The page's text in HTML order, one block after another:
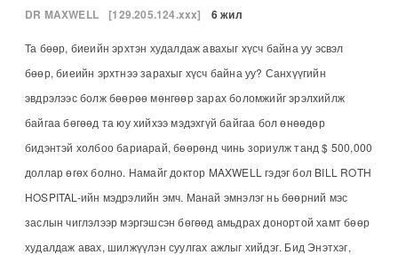
DR MAXWELL [129.205.124.xxx] 6 жил
Та бөөр, биеийн эрхтэн худалдаж авахыг хүсч байна уу эсвэл
бөөр, биеийн эрхтнээ зарахыг хүсч байна уу? Санхүүгийн
эвдрэлээс болж бөөрөө мөнгөөр зарах боломжийг эрэлхийлж
байгаа бөгөөд та юу хийхээ мэдэхгүй байгаа бол өнөөдөр
бидэнтэй холбоо бариарай, бөөрөнд чинь зориулж танд $ 500,000
доллар өгөх болно. Намайг доктор MAXWELL гэдэг бол BILL ROTH
HOSPITAL-ийн мэдрэлийн эмч. Манай эмнэлэг нь бөөрний мэс
заслын чиглэлээр мэргэшсэн бөгөөд амьдрах донортой хамт бөөр
худалдаж авах, шилжүүлэн суулгах ажлыг хийдэг. Бид Энэтхэг,